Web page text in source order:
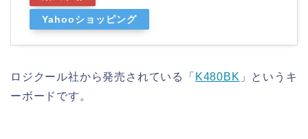
Yahooショッピング
ロジクール社から発売されている「 K480BK 」というキ
ーボードです。